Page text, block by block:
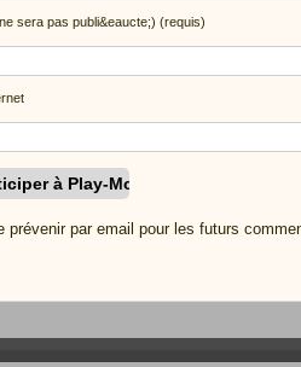
sera pas publi&eaucte;) (requis)
prévenir par email pour les futurs